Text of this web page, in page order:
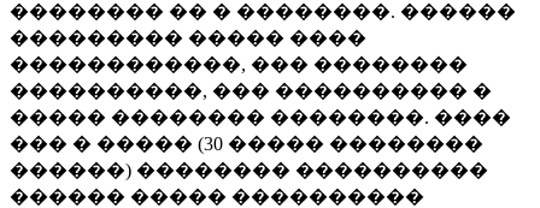
�������� �� � ��������. ������
��������� ����� ����
������������, ��� ��������
����������, ��� ���������� �
����� �������� ��������. ����
��� � ����� (30 ����� ��������
������) �������� ����������
������ ����� ����������